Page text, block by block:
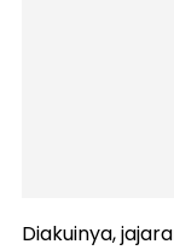
Diakuinya,